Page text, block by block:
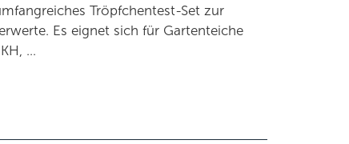
Tröpfchentest-Set zur
Es eignet sich für Gartenteiche
…